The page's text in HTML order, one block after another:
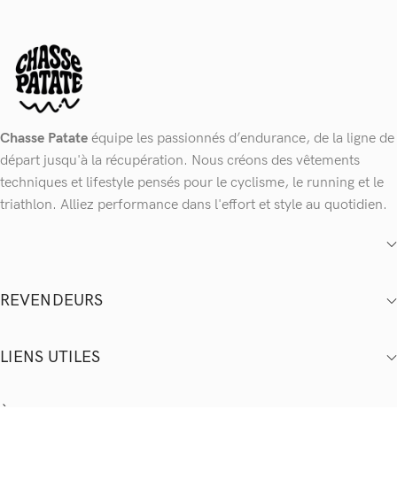
Chasse Patate équipe les passionnés d’endurance, de la ligne de
départ jusqu'à la récupération. Nous créons des vêtements
techniques et lifestyle pensés pour le cyclisme, le running et le
triathlon. Alliez performance dans l'effort et style au quotidien.
REVENDEURS
LIENS UTILES